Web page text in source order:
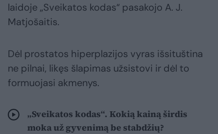
laidoje „Sveikatos kodas“ pasakojo A. J.
Matjošaitis.
Dėl prostatos hiperplazijos vyras išsituština
ne pilnai, likęs šlapimas užsistovi ir dėl to
formuojasi akmenys.
„Sveikatos kodas“. Kokią kainą širdis
moka už gyvenimą be stabdžių?